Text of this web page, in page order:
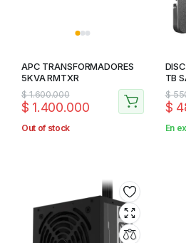
APC TRANSFORMADORES
5KVA RMTXR
$1.600.000
$ 1.400.000
Out of stock
TB
$
$
En